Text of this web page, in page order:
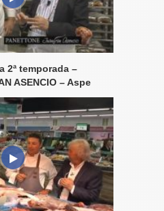
2ª temporada –
ASENCIO – Aspe